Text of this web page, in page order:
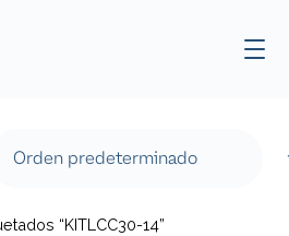
“KITLCC30-14”